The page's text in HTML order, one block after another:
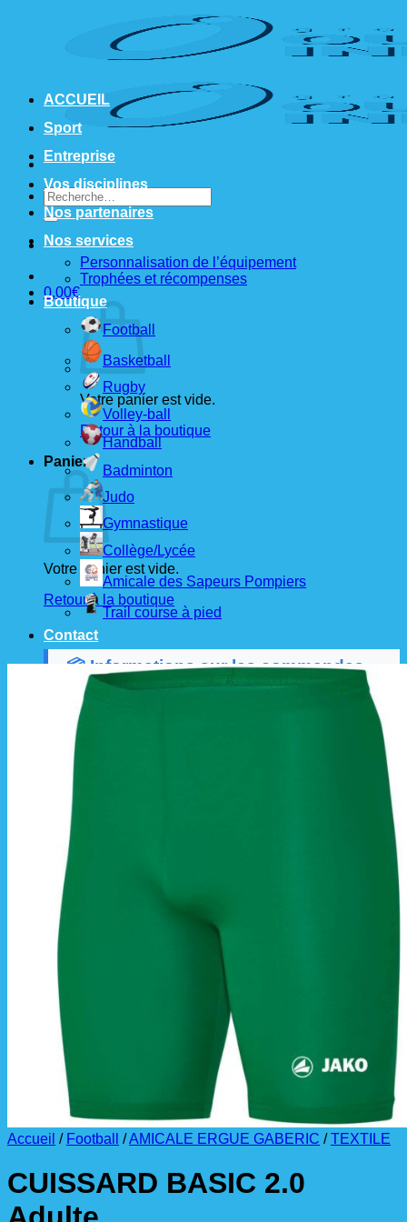
Recherche
pour :
0,00€
Votre panier est vide.
Retour à la boutique
Panier
Votre panier est vide.
Retour à la boutique
📦 Informations sur les commandes
Les commandes sont passées
chaque mois
À partir de ces dates, le
d'environ 3 semaines
La livraison est effectuée
La commande est à récupérer auprès du
ACCUEIL
Sport
Entreprise
Vos disciplines
Nos partenaires
Nos services
Personnalisation de l’équipement
Trophées et récompenses
Boutique
Football
Basketball
Rugby
Volley-ball
Handball
Badminton
Judo
Gymnastique
Collège/Lycée
Amicale des Sapeurs Pompiers
Trail course à pied
Contact
Accueil / Football /AMICALE ERGUE GABERIC / TEXTILE
CUISSARD BASIC 2.0